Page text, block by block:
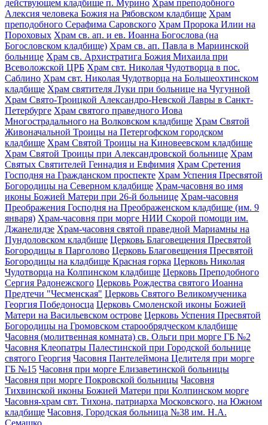
действующем кладбище п. Мурино Храм преподобного
Алексия человека Божия на Рябовском кладбище Храм
преподобного Серафима Саровского Храм Пророка Илии на
Пороховых Храм св. ап. и ев. Иоанна Богослова (на
Богословском кладбище) Храм св. ап. Павла в Мариинской
больнице Храм св. Архистратига Божия Михаила при
Всеволожской ЦРБ Храм свт. Николая Чудотворца в пос.
Саблино Храм свт. Николая Чудотворца на Большеохтинском
кладбище Храм святителя Луки при больнице на Чугунной
Храм Свято-Троицкой Александро-Невской Лавры в Санкт-
Петербурге Храм святого праведного Иова
Многострадального на Волковском кладбище Храм Святой
Живоначальной Троицы на Петергофском городском
кладбище Храм Святой Троицы на Киновеевском кладбище
Храм Святой Троицы при Александровской больнице Храм
Святых Святителей Геннадия и Евфимия Храм Сретения
Господня на Гражданском проспекте Храм Успения Пресвятой
Богородицы на Северном кладбище Храм-часовня во имя
иконы Божией Матери при 26-й больнице Храм-часовня
Преображения Господня на Преображенском кладбище (им. 9
января) Храм-часовня при морге НИИ Скорой помощи им.
Джанелидзе Храм-часовня святой праведной Мариамны на
Пундоловском кладбище Церковь Благовещения Пресвятой
Богородицы в Парголово Церковь Благовещения Пресвятой
Богородицы на кладбище Красная горка Церковь Николая
Чудотворца на Колпинском кладбище Церковь Преподобного
Сергия Радонежского Церковь Рождества святого Иоанна
Предтечи "Чесменская" Церковь Святого Великомученика
Георгия Победоносца Церковь Смоленской иконы Божией
Матери на Васильевском острове Церковь Успения Пресвятой
Богородицы на Громовском старообрядческом кладбище
Часовня (молитвенная комната) св. Ольги при морге ГБ №2
Часовня Клеопатры Палестинской при Городской больнице
святого Георгия Часовня Пантелеймона Целителя при морге
ГБ №15 Часовня при морге Елизаветинской больницы
Часовня при морге Покровской больницы Часовня
Тихвинской иконы Божией Матери при Колпинском морге
Часовня-храм свт. Тихона, патриарха Московского, на Южном
кладбище Часовня, Городская больница №38 им. Н.А.
Семашко